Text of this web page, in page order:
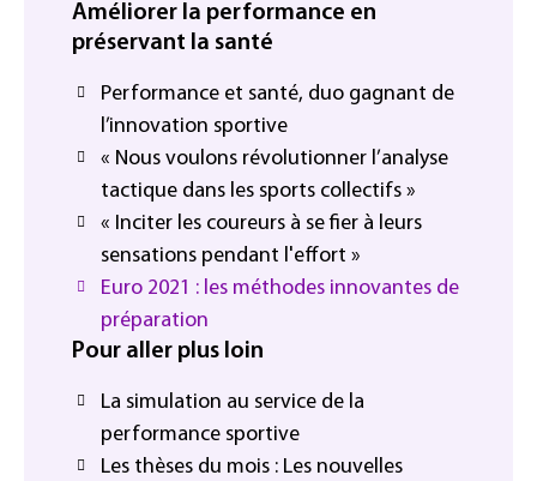
Améliorer la performance en
préservant la santé
Performance et santé, duo gagnant de
l’innovation sportive
« Nous voulons révolutionner l’analyse
tactique dans les sports collectifs »
« Inciter les coureurs à se fier à leurs
sensations pendant l'effort »
Euro 2021 : les méthodes innovantes de
préparation
Pour aller plus loin
La simulation au service de la
performance sportive
Les thèses du mois : Les nouvelles